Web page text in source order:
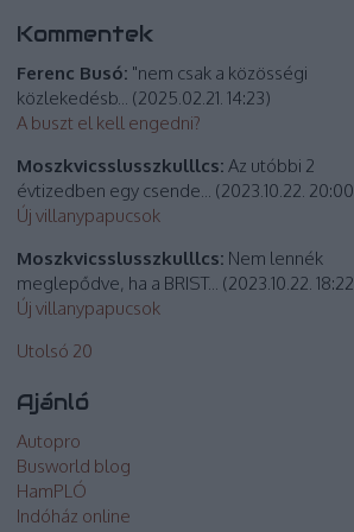
Kommentek
Ferenc Busó: "nem csak a közösségi
közlekedésb... (2025.02.21. 14:23)
A buszt el kell engedni?
Moszkvicsslusszkulllcs: Az utóbbi 2
évtizedben egy csende... (2023.10.22. 20:00
Új villanypapucsok
Moszkvicsslusszkulllcs: Nem lennék
meglepődve, ha a BRIST... (2023.10.22. 18:22
Új villanypapucsok
Utolsó 20
Ajánló
Autopro
Busworld blog
HamPLÓ
Indóház online